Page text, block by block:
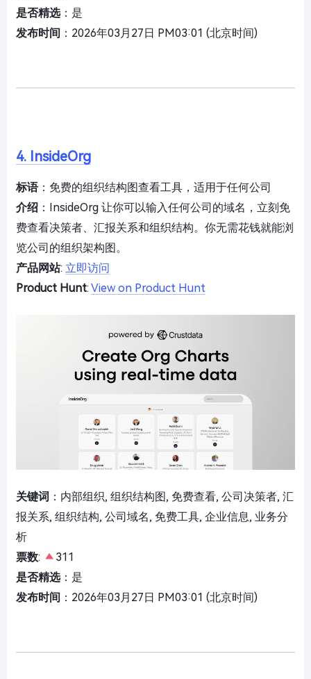
是否精选：是
发布时间 ：2026年03月27日 PM03:01 (北京时间)
4. InsideOrg
标语：免费的组织结构图查看工具，适用于任何公司
介绍 ：InsideOrg 让你可以输入任何公司的域名，立刻免
费查看决策者、汇报关系和组织结构。你无需花钱就能浏
览公司的组织架构图。
产品网站: 立即访问
Product Hunt: View on Product Hunt
关键词 ：内部组织, 组织结构图, 免费查看, 公司决策者, 汇
报关系, 组织结构, 公司域名, 免费工具, 企业信息, 业务分
析
票数:
311
是否精选：是
发布时间 ：2026年03月27日 PM03:01 (北京时间)